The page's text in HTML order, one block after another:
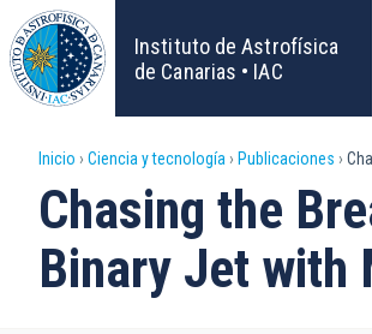
Pasar
al
contenido
principal
Instituto de Astrofísica
de Canarias • IAC
Sobrescribir
enlaces
de
Inicio Ciencia y tecnología Publicaciones
Chasing the
Binary Jet with